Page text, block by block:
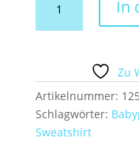
Anleitung
mit
Verschluss
Gr.56-
86
In
Zu
Artikelnummer: 125
Schlagwörter:
Sweatshirt